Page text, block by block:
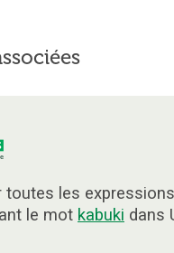
toutes les expressions
le mot kabuki dans